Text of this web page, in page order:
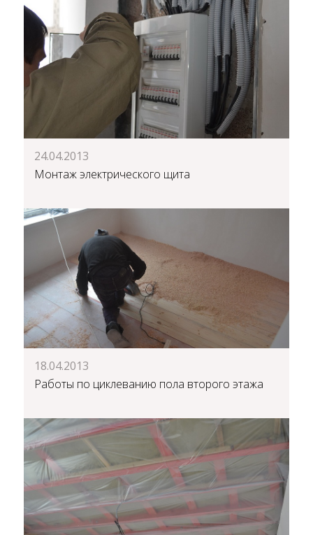
24.04.2013
Монтаж электрического щита
18.04.2013
Работы по циклеванию пола второго этажа